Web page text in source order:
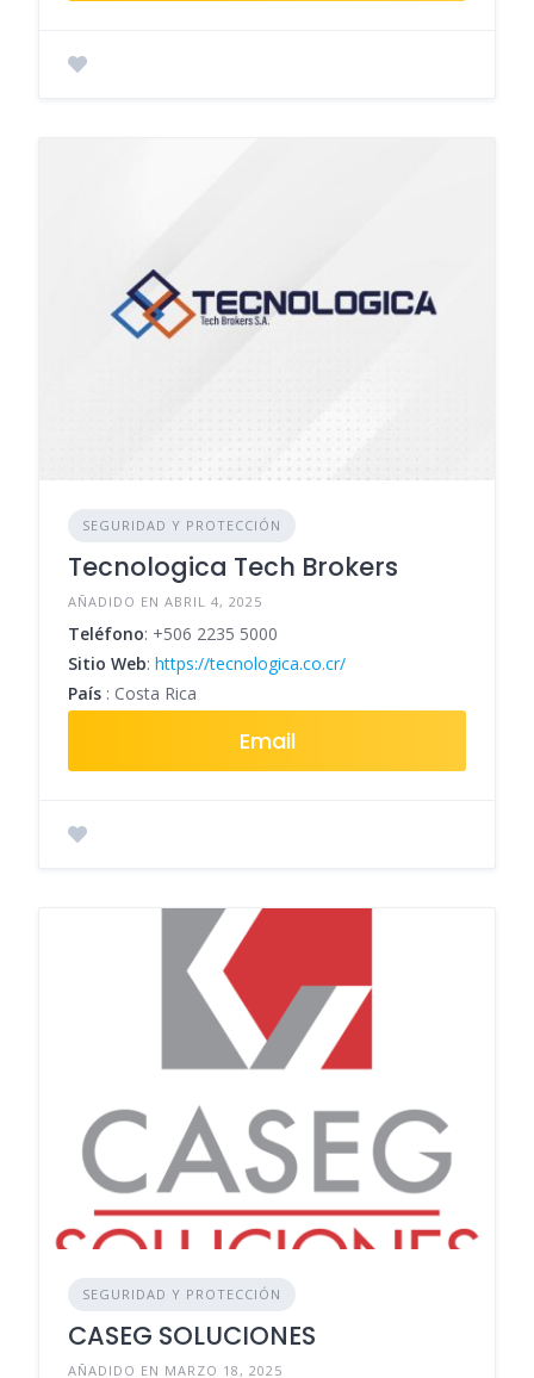
SEGURIDAD Y PROTECCIÓN
Tecnologica Tech Brokers
AÑADIDO EN ABRIL 4, 2025
Teléfono: +506 2235 5000
Sitio Web: https://tecnologica.co.cr/
País : Costa Rica
Email
SEGURIDAD Y PROTECCIÓN
CASEG SOLUCIONES
AÑADIDO EN MARZO 18, 2025